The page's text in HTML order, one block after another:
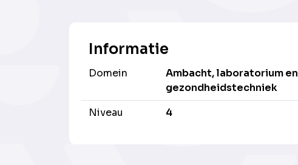
Informatie
Domein
Ambacht, laboratorium en
gezondheidstechniek
Niveau
4